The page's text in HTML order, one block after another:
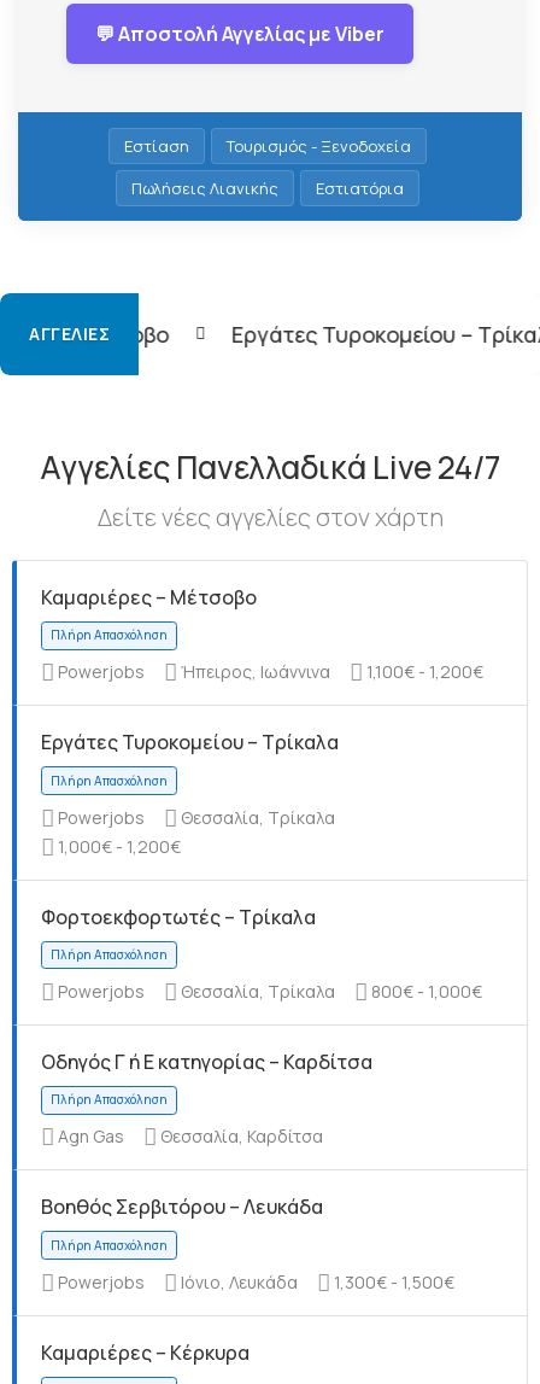
💬 Αποστολή Αγγελίας με Viber
Εστίαση
Τουρισμός - Ξενοδοχεία
Πωλήσεις Λιανικής
Εστιατόρια
ΑΓΓΕΛΊΕΣ
Εργάτες Τυροκομείου – Τρίκαλα
Αγγελίες Πανελλαδικά Live 24/7
Δείτε νέες αγγελίες στον χάρτη
Καμαριέρες – Μέτσοβο
Πλήρη Απασχόληση
Powerjobs Ήπειρος, Ιωάννινα 1,100€ - 1,200€
Εργάτες Τυροκομείου – Τρίκαλα
Πλήρη Απασχόληση
Powerjobs
Θεσσαλία, Τρίκαλα
1,000€ - 1,200€
Φορτοεκφορτωτές – Τρίκαλα
Πλήρη Απασχόληση
Powerjobs Θεσσαλία, Τρίκαλα 800€ - 1,000€
Οδηγός Γ ή Ε κατηγορίας – Καρδίτσα
Agn Gas Θεσσαλία, Καρδίτσα
Βοηθός Σερβιτόρου – Λευκάδα
Powerjobs Ιόνιο, Λευκάδα 1,300€ - 1,500€
Καμαριέρες – Κέρκυρα